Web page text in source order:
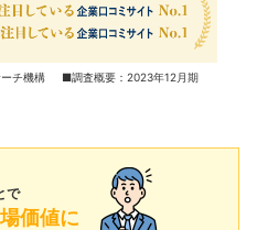
ーチ機構 ■調査概要：2023年12月期
で
価値に